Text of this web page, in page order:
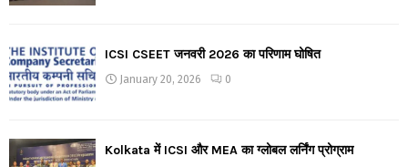
ICSI CSEET जनवरी 2026 का परिणाम घोषित
January 20, 2026 0
Kolkata में ICSI और MEA का ग्लोबल लर्निंग प्रोग्राम